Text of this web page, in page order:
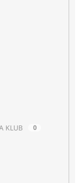
KLUB 0